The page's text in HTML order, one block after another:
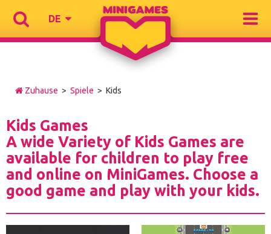
DE
Zuhause > Spiele > Kids
Kids Games
A wide Variety of Kids Games are
available for children to play free
and online on MiniGames. Choose a
good game and play with your kids.